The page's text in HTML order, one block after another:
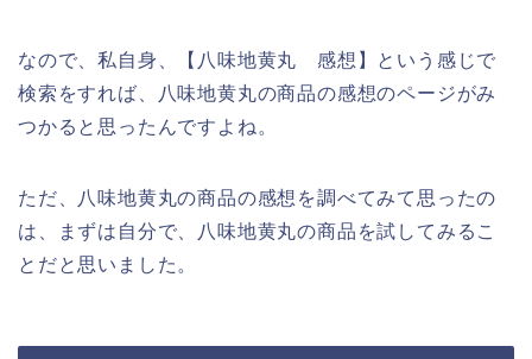
なので、私自身、【八味地黄丸 感想】という感じで
検索をすれば、八味地黄丸の商品の感想のページがみ
つかると思ったんですよね。
ただ、八味地黄丸の商品の感想を調べてみて思ったの
は、まずは自分で、八味地黄丸の商品を試してみるこ
とだと思いました。